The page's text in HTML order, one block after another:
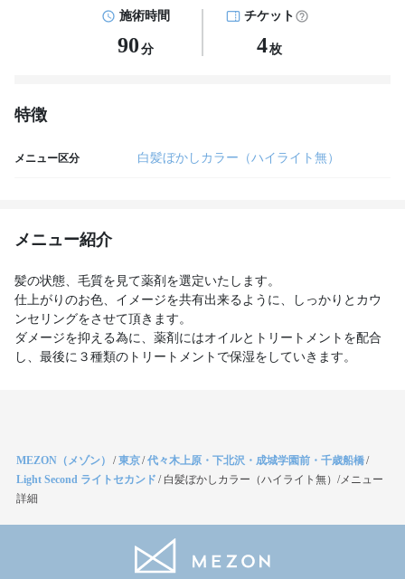
施術時間
90 分
チケット
4枚
特徴
メニュー区分 白髪ぼかしカラー（ハイライト無）
メニュー紹介
髪の状態、毛質を見て薬剤を選定いたします。
仕上がりのお色、イメージを共有出来るように、しっかりとカウ
ンセリングをさせて頂きます。
ダメージを抑える為に、薬剤にはオイルとトリートメントを配合
し、最後に３種類のトリートメントで保湿をしていきます。
MEZON（メゾン） /東京/代々木上原・下北沢・成城学園前・千歳船橋/
Light Second ライトセカンド / 白髪ぼかしカラー（ハイライト無）/メニュー
詳細